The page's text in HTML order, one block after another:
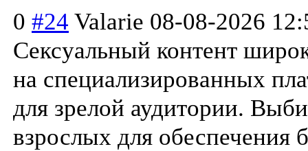
0 #24 Valarie 08-08-2026
Сексуальный контент
на специализированных
для зрелой аудитории.
взрослых для обеспечения